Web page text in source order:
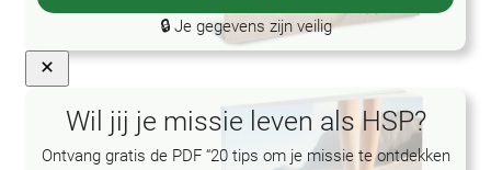
🔒 Je gegevens zijn veilig
Wil jij je missie leven als HSP?
Ontvang gratis de PDF “20 tips om je missie te ontdekken